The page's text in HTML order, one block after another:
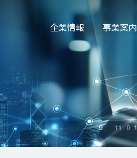
企業情報 事業案内